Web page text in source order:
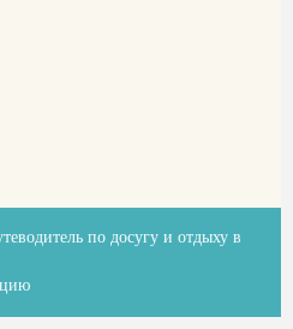
по досугу и отдыху в